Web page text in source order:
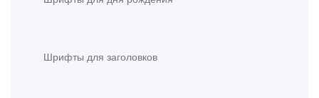
Шрифты для заголовков